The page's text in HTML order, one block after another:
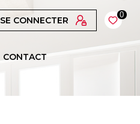
SE CONNECTER
0
CONTACT